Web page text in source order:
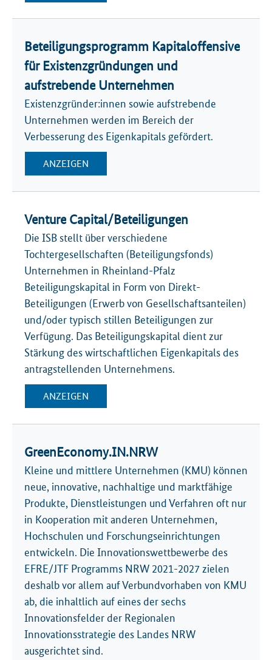
Beteiligungsprogramm Kapitaloffensive
für Existenzgründungen und
aufstrebende Unternehmen
Existenzgründer:innen sowie aufstrebende
Unternehmen werden im Bereich der
Verbesserung des Eigenkapitals gefördert.
ANZEIGEN
Venture Capital/Beteiligungen
Die ISB stellt über verschiedene
Tochtergesellschaften (Beteiligungsfonds)
Unternehmen in Rheinland-Pfalz
Beteiligungskapital in Form von Direkt-
Beteiligungen (Erwerb von Gesellschaftsanteilen)
und/oder typisch stillen Beteiligungen zur
Verfügung. Das Beteiligungskapital dient zur
Stärkung des wirtschaftlichen Eigenkapitals des
antragstellenden Unternehmens.
ANZEIGEN
GreenEconomy.IN.NRW
Kleine und mittlere Unternehmen (KMU) können
neue, innovative, nachhaltige und marktfähige
Produkte, Dienstleistungen und Verfahren oft nur
in Kooperation mit anderen Unternehmen,
Hochschulen und Forschungseinrichtungen
entwickeln. Die Innovationswettbewerbe des
EFRE/JTF Programms NRW 2021-2027 zielen
deshalb vor allem auf Verbundvorhaben von KMU
ab, die inhaltlich auf eines der sechs
Innovationsfelder der Regionalen
Innovationsstrategie des Landes NRW
ausgerichtet sind.